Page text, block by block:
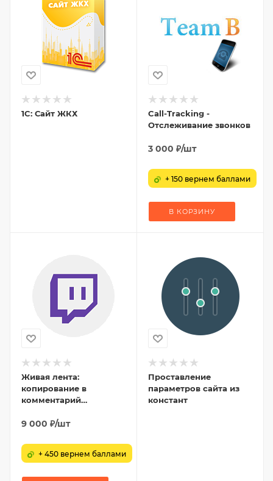
1C: Сайт ЖКХ
Call-Tracking -
Отслеживание звонков
3 000 ₽/шт
+ 150 вернем баллами
В КОРЗИНУ
Живая лента:
копирование в
комментарий
9 000 ₽/шт
+ 450 вернем баллами
Проставление
параметров сайта из
констант